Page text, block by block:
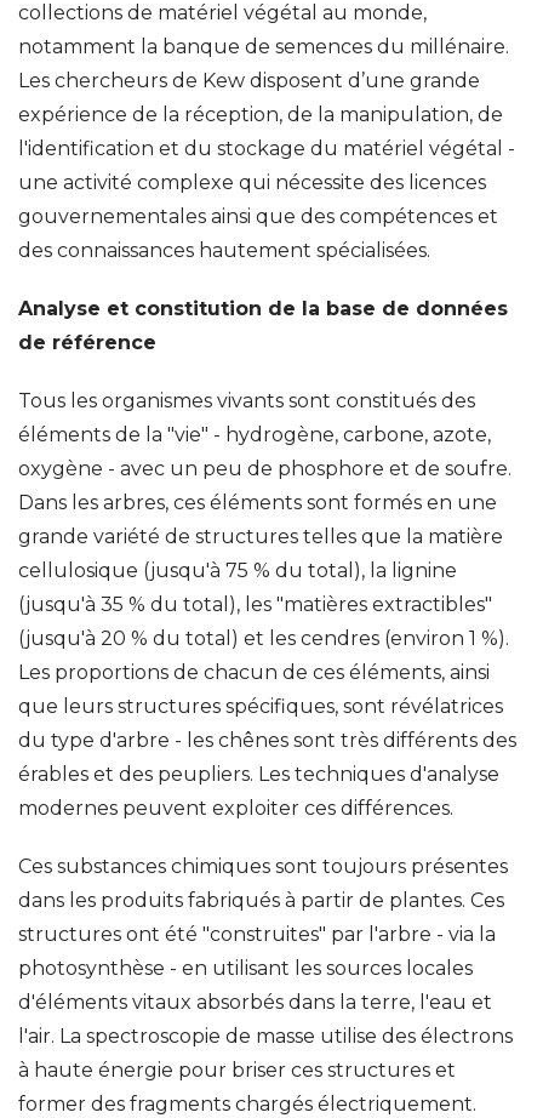
collections de matériel végétal au monde,
notamment la banque de semences du millénaire.
Les chercheurs de Kew disposent d’une grande
expérience de la réception, de la manipulation, de
l'identification et du stockage du matériel végétal -
une activité complexe qui nécessite des licences
gouvernementales ainsi que des compétences et
des connaissances hautement spécialisées.
Analyse et constitution de la base de données
de référence
Tous les organismes vivants sont constitués des
éléments de la "vie" - hydrogène, carbone, azote,
oxygène - avec un peu de phosphore et de soufre.
Dans les arbres, ces éléments sont formés en une
grande variété de structures telles que la matière
cellulosique (jusqu'à 75 % du total), la lignine
(jusqu'à 35 % du total), les "matières extractibles"
(jusqu'à 20 % du total) et les cendres (environ 1 %).
Les proportions de chacun de ces éléments, ainsi
que leurs structures spécifiques, sont révélatrices
du type d'arbre - les chênes sont très différents des
érables et des peupliers. Les techniques d'analyse
modernes peuvent exploiter ces différences.
Ces substances chimiques sont toujours présentes
dans les produits fabriqués à partir de plantes. Ces
structures ont été "construites" par l'arbre - via la
photosynthèse - en utilisant les sources locales
d'éléments vitaux absorbés dans la terre, l'eau et
l'air. La spectroscopie de masse utilise des électrons
à haute énergie pour briser ces structures et
former des fragments chargés électriquement.